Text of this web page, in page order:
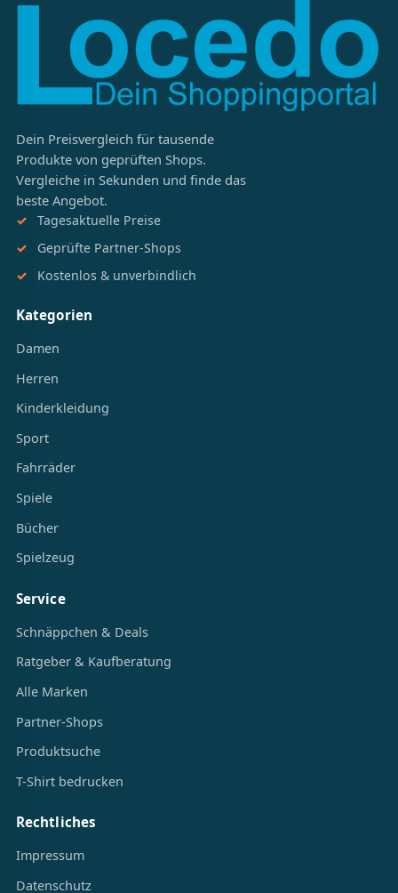
Dein Preisvergleich für tausende
Produkte von geprüften Shops.
Vergleiche in Sekunden und finde das
beste Angebot.
Tagesaktuelle Preise
Geprüfte Partner-Shops
Kostenlos & unverbindlich
Kategorien
Damen
Herren
Kinderkleidung
Sport
Fahrräder
Spiele
Bücher
Spielzeug
Service
Schnäppchen & Deals
Ratgeber & Kaufberatung
Alle Marken
Partner-Shops
Produktsuche
T-Shirt bedrucken
Rechtliches
Impressum
Datenschutz